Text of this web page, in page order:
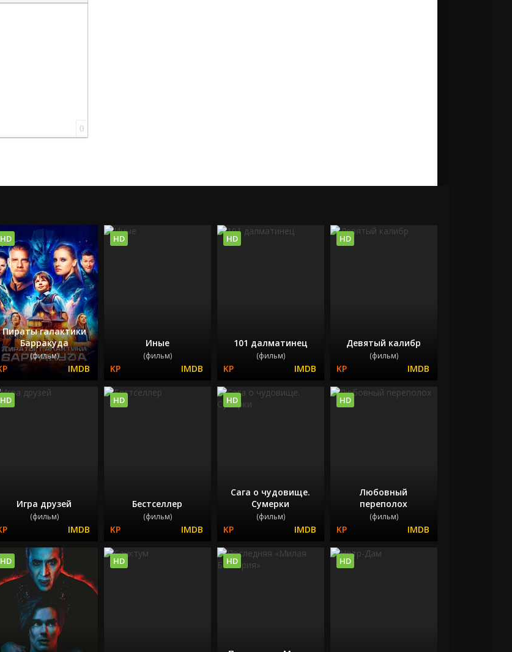
0
Пираты галактики
Барракуда
(фильм)
HD
Иные
(фильм)
HD
101 далматинец
(фильм)
HD
Девятый калибр
(фильм)
HD
Игра друзей
(фильм)
HD
Бестселлер
(фильм)
HD
Сага о чудовище.
Сумерки
(фильм)
HD
Любовный
переполох
(фильм)
HD
HD HD HD HD